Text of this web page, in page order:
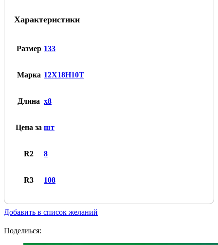
2001,
Характеристики
Размер 133
Марка 12Х18Н10Т
Длина x8
Цена за шт
R2 8
R3 108
Добавить в список желаний
Поделиься: